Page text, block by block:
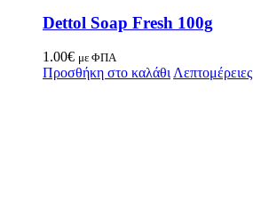
Dettol Soap Fresh 100g
1.00€ με ΦΠΑ
Προσθήκη στο καλάθι Λεπτομέρειες